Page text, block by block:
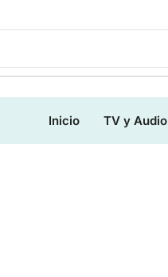
Inicio TV y Audio